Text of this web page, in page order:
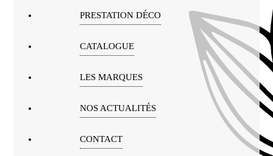
PRESTATION DÉCO
CATALOGUE
LES MARQUES
NOS ACTUALITÉS
CONTACT